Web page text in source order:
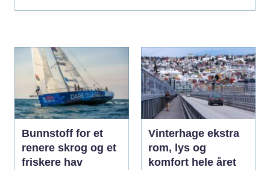
Bunnstoff for et
renere skrog og et
friskere hav
Vinterhage ekstra
rom, lys og
komfort hele året